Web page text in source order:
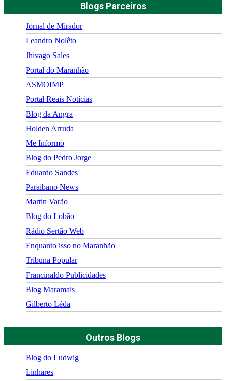
Blogs Parceiros
Jornal de Mirador
Leandro Nolêto
Jhivago Sales
Portal do Maranhão
ASMOIMP
Portal Reais Notí­cias
Blog da Angra
Holden Arruda
Me Informo
Blog do Pedro Jorge
Eduardo Sandes
Paraibano News
Martin Varão
Blog do Lobão
Rádio Sertão Web
Enquanto isso no Maranhão
Tribuna Popular
Francinaldo Publicidades
Blog Maramais
Gilberto Léda
Outros Blogs
Blog do Ludwig
Linhares